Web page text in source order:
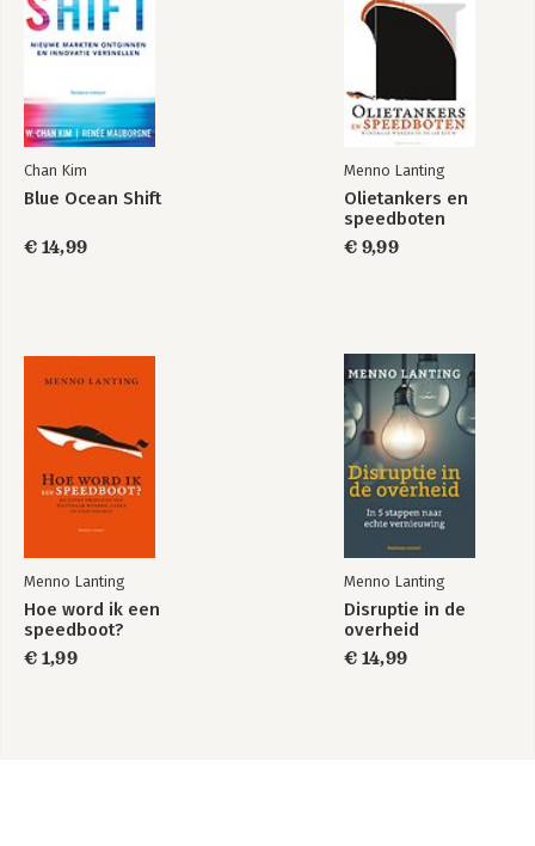
Chan Kim
Blue Ocean Shift
€ 14,99
Menno Lanting
Olietankers en
speedboten
€ 9,99
Menno Lanting
Hoe word ik een
speedboot?
€ 1,99
Menno Lanting
Disruptie in de
overheid
€ 14,99